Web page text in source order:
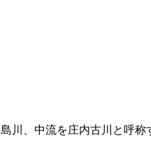
川、中流を庄内古川と呼称